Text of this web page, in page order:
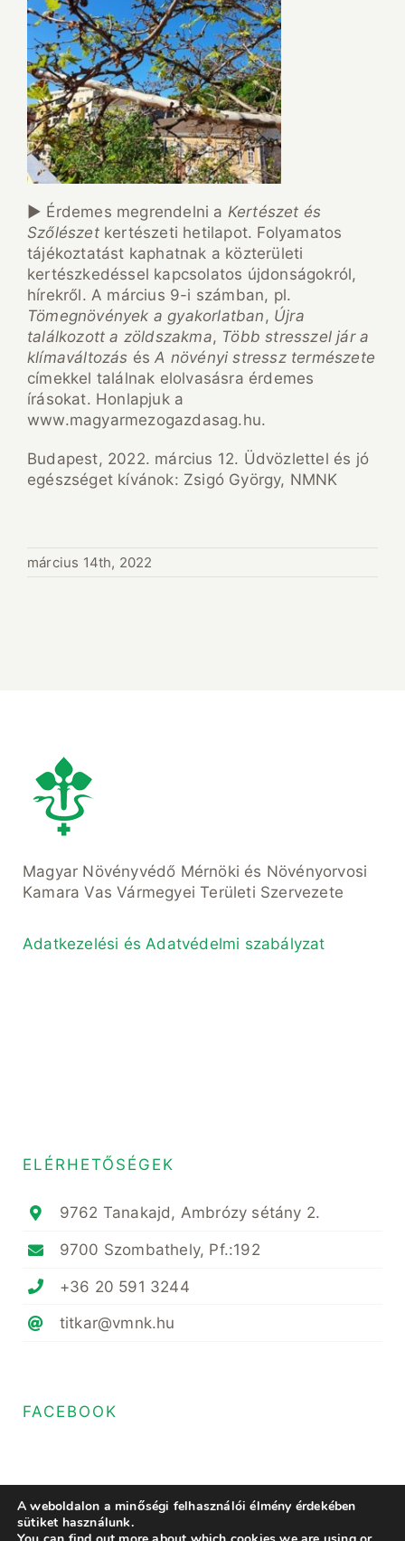
► Érdemes megrendelni a Kertészet és
Szőlészet kertészeti hetilapot. Folyamatos
tájékoztatást kaphatnak a közterületi
kertészkedéssel kapcsolatos újdonságokról,
hírekről. A március 9-i számban, pl.
Tömegnövények a gyakorlatban , Újra
találkozott a zöldszakma, Több stresszel jár a
klímaváltozás ésA növényi stressz természete
címekkel találnak elolvasásra érdemes
írásokat. Honlapjuk a
www.magyarmezogazdasag.hu.
Budapest, 2022. március 12. Üdvözlettel és jó
egészséget kívánok: Zsigó György, NMNK
március 14th, 2022
Magyar Növényvédő Mérnöki és Növényorvosi
Kamara Vas Vármegyei Területi Szervezete
Adatkezelési és Adatvédelmi szabályzat
ELÉRHETŐSÉGEK
9762 Tanakajd, Ambrózy sétány 2.
9700 Szombathely, Pf.:192
+36 20 591 3244
titkar@vmnk.hu
FACEBOOK
A weboldalon a minőségi felhasználói élmény érdekében
sütiket használunk.